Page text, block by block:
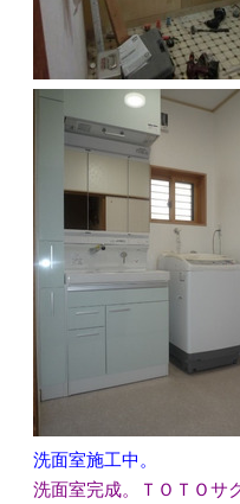
洗面室施工中。
洗面室完成。ＴＯＴＯサ